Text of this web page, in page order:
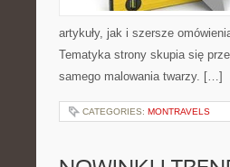
artykuły, jak i szersze
Tematyka strony skupia się
samego malowania twarzy. […]
CATEGORIES: MONTRAVELS